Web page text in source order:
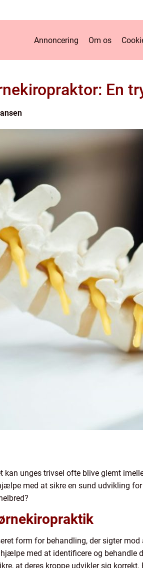
Annoncering Om os
En
kan unges trivsel ofte blive glemt
med at sikre en sund udvikling
form for behandling, der sigter
med at identificere og behandle
at deres kroppe udvikler sig